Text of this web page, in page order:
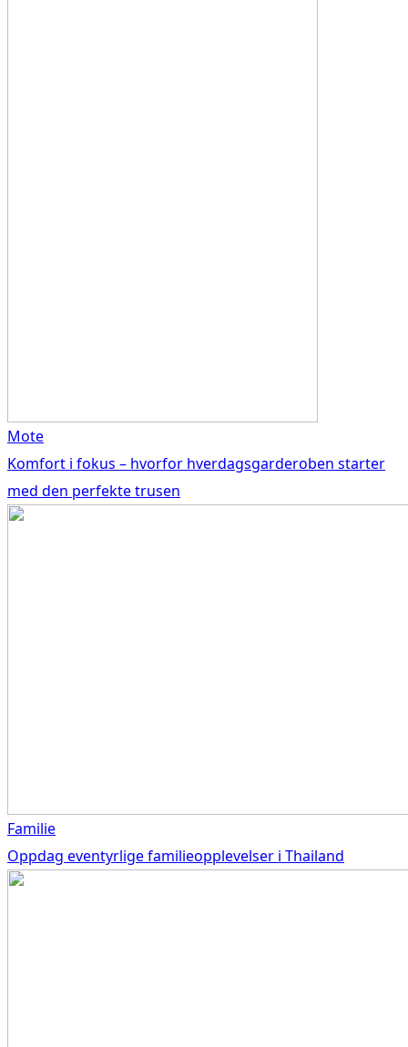
Mote
Komfort i fokus – hvorfor hverdagsgarderoben starter
med den perfekte trusen
Familie
Oppdag eventyrlige familieopplevelser i Thailand